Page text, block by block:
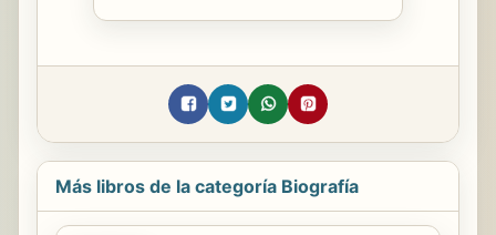
Más libros de la categoría Biografía